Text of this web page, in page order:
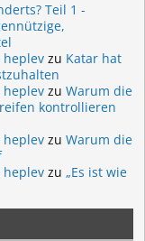
Teil 1 -
heplev zu Katar hat
heplev zu Warum die
kontrollieren
heplev zu Warum die
heplev zu „Es ist wie